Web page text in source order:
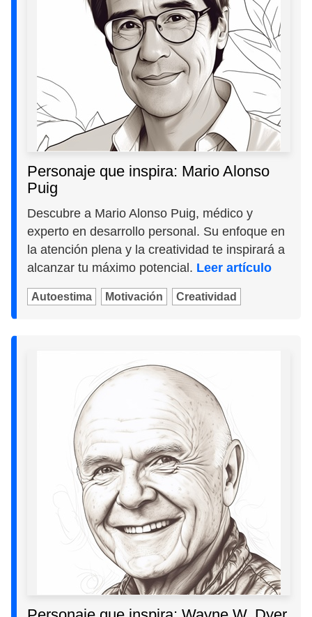
Personaje que inspira: Mario Alonso
Puig
Descubre a Mario Alonso Puig, médico y
experto en desarrollo personal. Su enfoque en
la atención plena y la creatividad te inspirará a
alcanzar tu máximo potencial. Leer artículo
Autoestima Motivación Creatividad